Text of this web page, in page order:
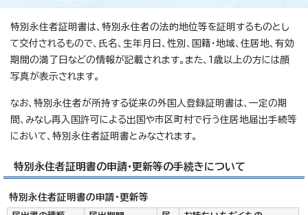
特別永住者証明書は、特別永住者の法的地位等を証明するものとし
て交付されるもので、氏名、生年月日、性別、国籍・地域、住居地、有効
期間の満了日などの情報が記載されます。また、1歳以上の方には顔
写真が表示されます。
なお、特別永住者が所持する従来の外国人登録証明書は、一定の期
間、みなし再入国許可による出国や市区町村で行う住居地届出手続等
において、特別永住者証明書とみなされます。
特別永住者証明書の申請・更新等の手続きについて
特別永住者証明書の申請・更新等